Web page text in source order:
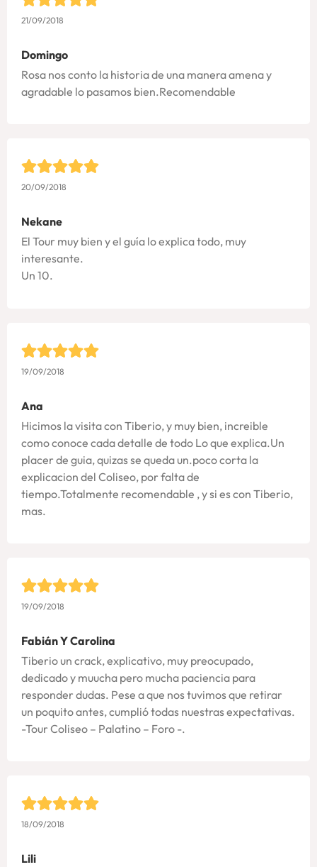
21/09/2018
Domingo
Rosa nos conto la historia de una manera amena y
agradable lo pasamos bien.Recomendable
20/09/2018
Nekane
El Tour muy bien y el guía lo explica todo, muy
interesante.
Un 10.
19/09/2018
Ana
Hicimos la visita con Tiberio, y muy bien, increible
como conoce cada detalle de todo Lo que explica.Un
placer de guia, quizas se queda un.poco corta la
explicacion del Coliseo, por falta de
tiempo.Totalmente recomendable , y si es con Tiberio,
mas.
19/09/2018
Fabián Y Carolina
Tiberio un crack, explicativo, muy preocupado,
dedicado y muucha pero mucha paciencia para
responder dudas. Pese a que nos tuvimos que retirar
un poquito antes, cumplió todas nuestras expectativas.
-Tour Coliseo – Palatino – Foro -.
18/09/2018
Lili